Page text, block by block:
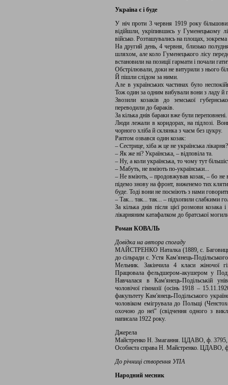
Україна є і буде
У ніч проти 3 червня 1919 року
відійшли, укріпившись у Гуменецькому
військо. Розташувались на площах, зокрема
На другий день, 4 червня, близько
шляхом, але коло Гуменецького лісу
встановили на позиції гармати і почали
Обстрілювали, доки не витурили з нього
Й пішли слідом за ними.
Але в українських частинах було
Тож один за одним вибували вони з ладу й
Звозили козаків до земської
переводили до бараків.
За кілька днів бараки вже були переповнені.
Люди лежали в коридорах, на підлозі.
чорного хліба й склянка з чаєм без цукру.
Раптом озвався один козак:
– Сестрице, хіба ж це не українська лікарня?
– Як же ні? Українська, – відповіла та.
– Ну, а коли українська, то чому тут
– Мабуть, не вміють по-українськи...
– Не вміють, – продовжував козак, – бо не
підемо знову на фронт, виженемо тих
буде. Тоді вони не посміють з нами
– Так... так... так... – підхопили слабкими
За кілька днів після цієї розмови
лікарняним катафалком до братської
Роман КОВАЛЬ
Довідка на автора спогаду
МАЙСТРЕНКО Наталка (1889, с. Баговиця
до сільради с. Устя Кам'янець-
Мельник. Закінчила 4 класи жіночої
Працювала фельдшером-акушером у
Навчалася в Кам'янець-Подільській
чоловічої гімназії (осінь 1918 –
факультету Кам'янець-Подільського
чоловіком емігрувала до Польщі
охочою до неї" (свідчення одного з
написала 1922 року.
Джерела
Майстренко Н. Змагання. ЦДАВО, ф. 3795,
Особиста справа Н. Майстренко. ЦДАВО,
До річниці створення УПА
Народний месник